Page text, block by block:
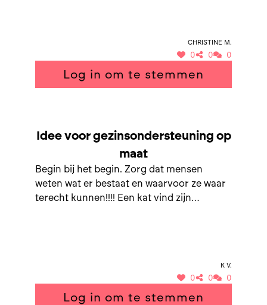
Christine M.
0 0 0
Log in om te stemmen
Idee voor gezinsondersteuning op
maat
Begin bij het begin. Zorg dat mensen
weten wat er bestaat en waarvoor ze waar
terecht kunnen!!!! Een kat vind zijn
waar ouders elkaar ontmoeten en leren
kennen in eigen gemeente. Steun en
K V.
0 0 0
Log in om te stemmen